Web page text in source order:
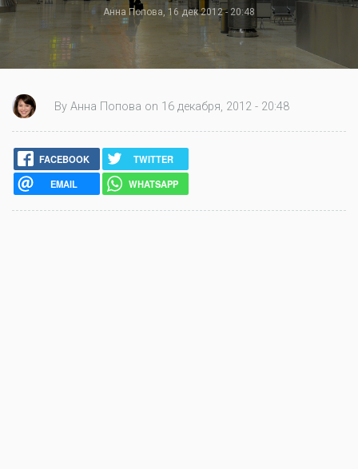
Анна Попова , 16 дек 2012 - 20:48
By Анна Попова on 16 декабря, 2012 - 20:48
FACEBOOK
TWITTER
EMAIL
WHATSAPP